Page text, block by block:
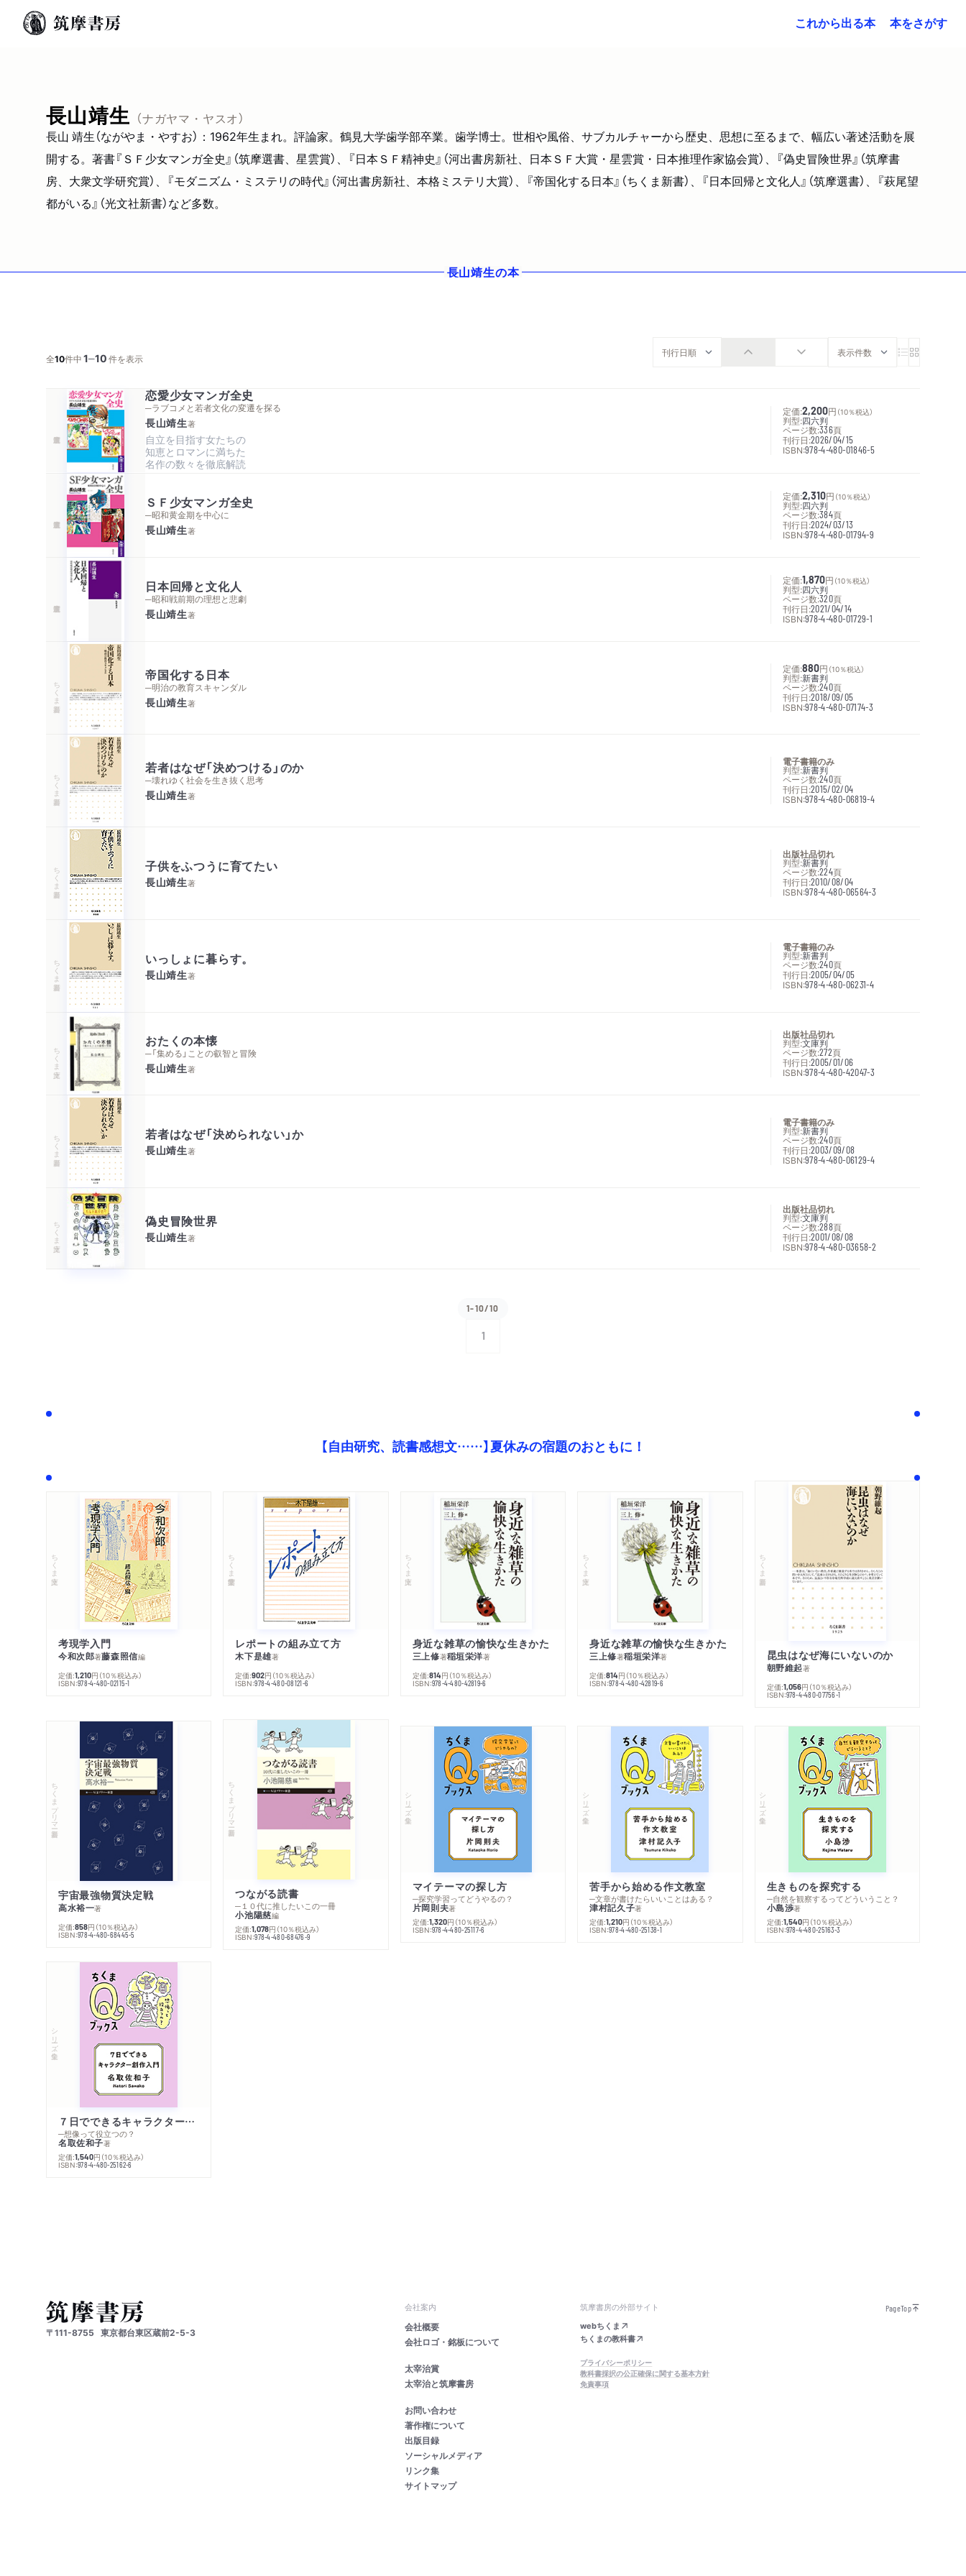
これから出る本 本をさがす
長山靖生 （ナガヤマ・ヤスオ）
長山 靖生（ながやま・やすお）：1962年生まれ。評論家。鶴見大学歯学部卒業。歯学博士。世相や風俗、サブカルチャーから歴史、思想に至るまで、幅広い著述活動を展
開する。著書『ＳＦ少女マンガ全史』（筑摩選書、星雲賞）、『日本ＳＦ精神史』（河出書房新社、日本ＳＦ大賞・星雲賞・日本推理作家協会賞）、『偽史冒険世界』（筑摩書
房、大衆文学研究賞）、『モダニズム・ミステリの時代』（河出書房新社、本格ミステリ大賞）、『帝国化する日本』（ちくま新書）、『日本回帰と文化人』（筑摩選書）、『萩尾望
都がいる』（光文社新書）など多数。
長山靖生の本
全10件中1─10件を表示
恋愛少女マンガ全史
─ラブコメと若者文化の変遷を探る
長山靖生著
自立を目指す女たちの
知恵とロマンに満ちた
名作の数々を徹底解読
定価:2,200円 （10％税込）
判型:四六判
ページ数:336頁
刊行日:2026/04/15
ISBN:978-4-480-01846-5
ＳＦ少女マンガ全史
─昭和黄金期を中心に
長山靖生著
定価:2,310円 （10％税込）
判型:四六判
ページ数:384頁
刊行日:2024/03/13
ISBN:978-4-480-01794-9
日本回帰と文化人
─昭和戦前期の理想と悲劇
長山靖生著
定価:1,870円 （10％税込）
判型:四六判
ページ数:320頁
刊行日:2021/04/14
ISBN:978-4-480-01729-1
ちくま新書
帝国化する日本
─明治の教育スキャンダル
長山靖生著
定価:880円 （10％税込）
判型:新書判
ページ数:240頁
刊行日:2018/09/05
ISBN:978-4-480-07174-3
ちくま新書
若者はなぜ「決めつける」のか
─壊れゆく社会を生き抜く思考
長山靖生著
電子書籍のみ
判型:新書判
ページ数:240頁
刊行日:2015/02/04
ISBN:978-4-480-06819-4
ちくま新書 子供をふつうに育てたい
長山靖生著
出版社品切れ
判型:新書判
ページ数:224頁
刊行日:2010/08/04
ISBN:978-4-480-06564-3
ちくま新書 いっしょに暮らす。
長山靖生著
電子書籍のみ
判型:新書判
ページ数:240頁
刊行日:2005/04/05
ISBN:978-4-480-06231-4
ちくま文庫
おたくの本懐
─「集める」ことの叡智と冒険
長山靖生著
出版社品切れ
判型:文庫判
ページ数:272頁
刊行日:2005/01/06
ISBN:978-4-480-42047-3
ちくま新書 若者はなぜ「決められない」か
長山靖生著
電子書籍のみ
判型:新書判
ページ数:240頁
刊行日:2003/09/08
ISBN:978-4-480-06129-4
ちくま文庫 偽史冒険世界
長山靖生著
出版社品切れ
判型:文庫判
ページ数:288頁
刊行日:2001/08/08
ISBN:978-4-480-03658-2
1-10/10
1
【自由研究、読書感想文……】夏休みの宿題のおともに！
ちくま文庫
考現学入門
今和次郎著藤森照信編
定価:1,210円 （10％税込み）
ISBN:978-4-480-02115-1
ちくま学芸文庫
レポートの組み立て方
木下是雄著
定価:902円 （10％税込み）
ISBN:978-4-480-08121-6
ちくま文庫
身近な雑草の愉快な生きかた
三上修著稲垣栄洋著
定価:814円 （10％税込み）
ISBN:978-4-480-42819-6
ちくま文庫
身近な雑草の愉快な生きかた
三上修著稲垣栄洋著
定価:814円 （10％税込み）
ISBN:978-4-480-42819-6
ちくま新書
昆虫はなぜ海にいないのか
朝野維起著
定価:1,056円 （10％税込み）
ISBN:978-4-480-07756-1
ちくまプリマー新書
宇宙最強物質決定戦
高水裕一著
定価:858円 （10％税込み）
ISBN:978-4-480-68445-5
ちくまプリマー新書
つながる読書
─１０代に推したいこの一冊
小池陽慈編
定価:1,078円 （10％税込み）
ISBN:978-4-480-68476-9
シリーズ・全集
マイテーマの探し方
─探究学習ってどうやるの？
片岡則夫著
定価:1,320円 （10％税込み）
ISBN:978-4-480-25117-6
シリーズ・全集
苦手から始める作文教室
─文章が書けたらいいことはある？
津村記久子著
定価:1,210円 （10％税込み）
ISBN:978-4-480-25138-1
シリーズ・全集
生きものを探究する
─自然を観察するってどういうこと？
小島渉著
定価:1,540円 （10％税込み）
ISBN:978-4-480-25163-3
シリーズ・全集
７日でできるキャラクター創作入門
─想像って役立つの？
名取佐和子著
定価:1,540円 （10％税込み）
ISBN:978-4-480-25162-6
〒111-8755 東京都台東区蔵前2-5-3
会社案内
会社概要
会社ロゴ・銘板について
太宰治賞
太宰治と筑摩書房
お問い合わせ
著作権について
出版目録
ソーシャルメディア
リンク集
サイトマップ
筑摩書房の外部サイト
webちくま
ちくまの教科書
プライバシーポリシー
教科書採択の公正確保に関する基本方針
免責事項
PageTop